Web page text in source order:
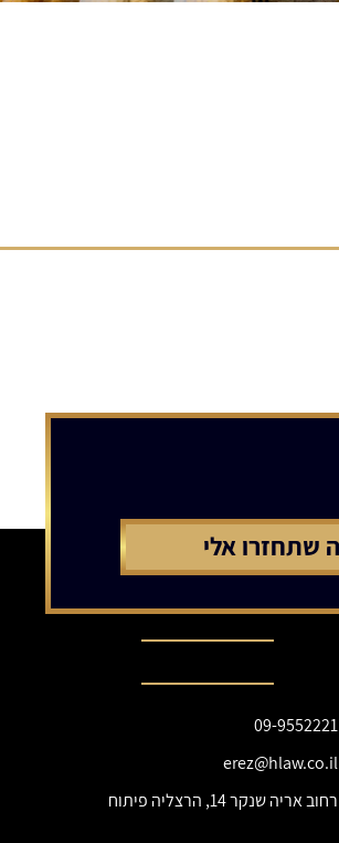
09-9552221
erez@hlaw.co.il
רחוב אריה שנקר 14, הרצליה פיתוח